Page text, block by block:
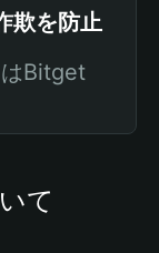
欺を防止
Bitget
て